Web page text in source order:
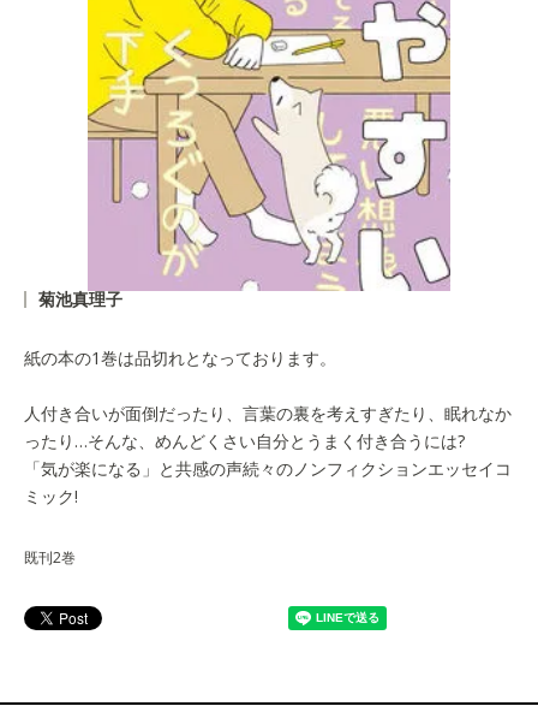
菊池真理子
紙の本の1巻は品切れとなっております。
人付き合いが面倒だったり、言葉の裏を考えすぎたり、眠れなか
ったり…そんな、めんどくさい自分とうまく付き合うには?
「気が楽になる」と共感の声続々のノンフィクションエッセイコ
ミック!
既刊2巻